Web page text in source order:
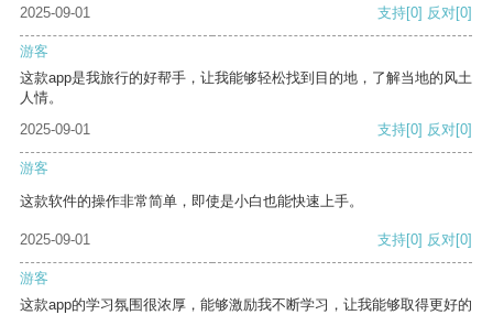
2025-09-01 支持[0] 反对[0]
游客
这款app是我旅行的好帮手，让我能够轻松找到目的地，了解当地的风土
人情。
2025-09-01
支持[0] 反对[0]
游客
这款软件的操作非常简单，即使是小白也能快速上手。
2025-09-01 支持[0] 反对[0]
游客
这款app的学习氛围很浓厚，能够激励我不断学习，让我能够取得更好的